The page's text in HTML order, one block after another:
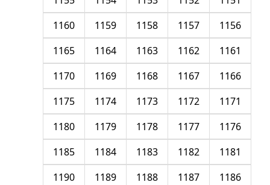
1156
1157
1158
1159
1160
1161
1162
1163
1164
1165
1166
1167
1168
1169
1170
1171
1172
1173
1174
1175
1176
1177
1178
1179
1180
1181
1182
1183
1184
1185
1186
1187
1188
1189
1190